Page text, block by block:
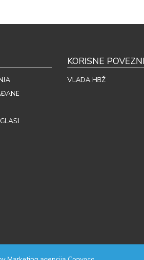
KORISNE
VLADA HBŽ